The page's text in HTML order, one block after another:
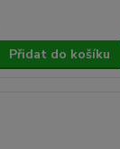
Přidat do košíku